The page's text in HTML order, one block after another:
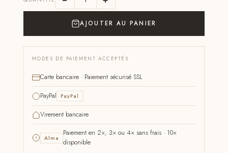
AJOUTER AU PANIER
MODES DE PAIEMENT ACCEPTÉS
Carte bancaire · Paiement sécurisé SSL
PayPal PayPal
Virement bancaire
Alma
Paiement en 2×, 3× ou 4× sans frais · 10×
disponible